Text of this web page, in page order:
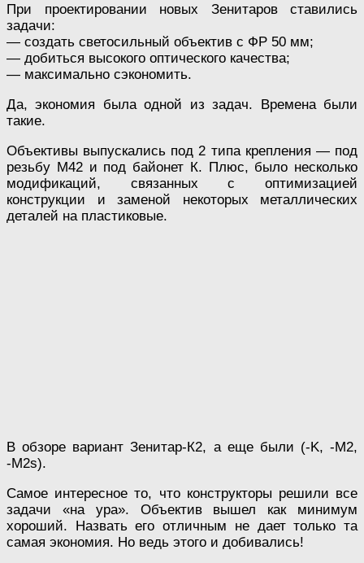
При проектировании новых Зенитаров ставились
задачи:
— создать светосильный объектив с ФР 50 мм;
— добиться высокого оптического качества;
— максимально сэкономить.
Да, экономия была одной из задач. Времена были
такие.
Объективы выпускались под 2 типа крепления — под
резьбу М42 и под байонет К. Плюс, было несколько
модификаций, связанных с оптимизацией
конструкции и заменой некоторых металлических
деталей на пластиковые.
В обзоре вариант Зенитар-К2, а еще были (-K, -М2,
-М2s).
Самое интересное то, что конструкторы решили все
задачи «на ура». Объектив вышел как минимум
хороший. Назвать его отличным не дает только та
самая экономия. Но ведь этого и добивались!